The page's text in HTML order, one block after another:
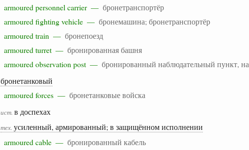
armoured personnel carrier — бронетранспортёр
armoured fighting vehicle — бронемашина; бронетранспортёр
armoured train — бронепоезд
armoured turret — бронированная башня
armoured observation post — бронированный наблюдательный пункт,
бронетанковый
armoured forces — бронетанковые войска
ист. в доспехах
тех. усиленный, армированный; в защищённом исполнении
armoured cable — бронированный кабель